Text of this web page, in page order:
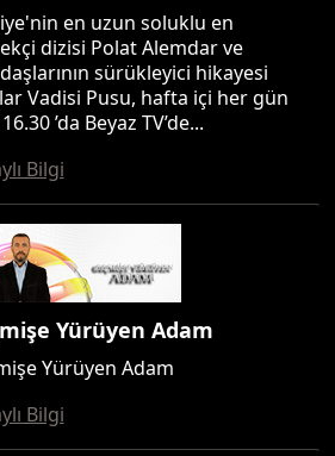
en uzun soluklu en
dizisi Polat Alemdar ve
sürükleyici hikayesi
Vadisi Pusu, hafta içi her gün
’da Beyaz TV’de...
Bilgi
Yürüyen Adam
Yürüyen Adam
Bilgi